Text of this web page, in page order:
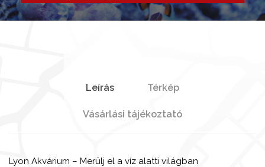
Leírás Térkép
Vásárlási tájékoztató
Lyon Akvárium – Merülj el a víz alatti világban